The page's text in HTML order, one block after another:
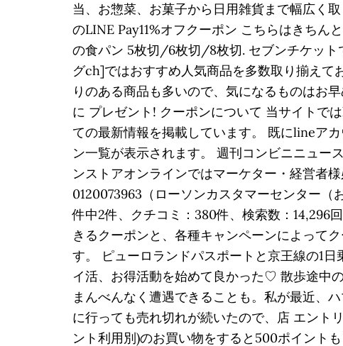
当、お惣菜、お菓子から日用雑貨まで幅広く
のLINE Pay11%オフクーポン こちらはきちん
の食パン 5枚切/6枚切/8枚切. セブンチケット
グch]ではおすすめ人気商品を多数取り揃えて
りのある商品も多いので、気になるものはお
に プレゼント! クーポンについて 当サイトで
ての最新情報を掲載しています。 既にlineア
ン一覧が表示されます。 週刊コンビニニュー
ンストアオンラインではマーケター・経営者
0120073963（ローソンカスタマーセンター（
件中2件、クチコミ：380件、検索数：14,296
きるクーポンと、各種キャンペーンによって
す。 ピューロランドパスポートと京王線の1
イ活、お得活動を始めて良かった♡ 散歩途中
まんべんなく遭遇できることも。私が最近、
に行っても売れ切れが続いたので、店 エント
ント利用別)のお買い物をすると500ポイント